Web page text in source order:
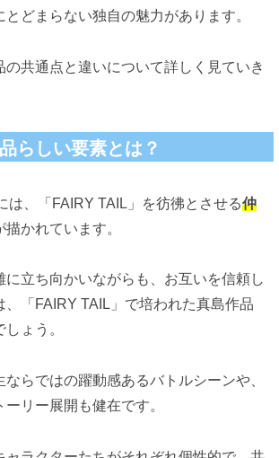
どまらない独自の魅力があります。
の共通点と違いについて詳しく見ていき
らしい要素とは？
は、「FAIRY TAIL」を彷彿とさせる仲
描かれています。
に立ち向かいながらも、お互いを信頼し
、「FAIRY TAIL」で培われた真島作品
ょう。
ならではの躍動感あるバトルシーンや、
リー展開も健在です。